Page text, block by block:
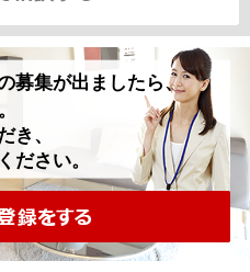
募集が出ましたら、
き、
ださい。